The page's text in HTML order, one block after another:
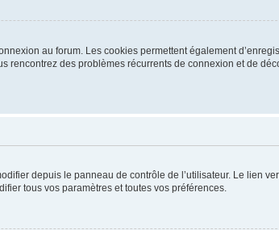
au forum. Les cookies permettent également
rencontrez des problèmes récurrents de connexion et de
depuis le panneau de contrôle de l’utilisateur. Le lien
tous vos paramètres et toutes vos préférences.